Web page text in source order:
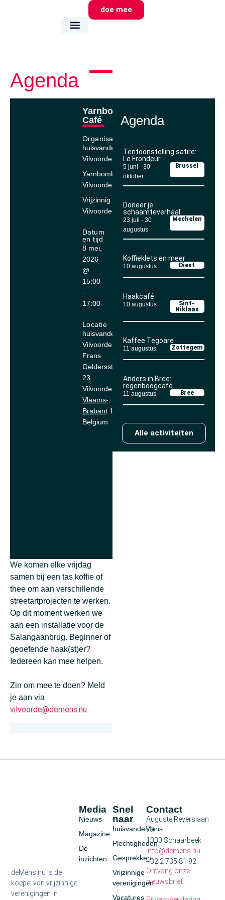
doe mee
Agenda
Yarnbombing
Café
Organisator
huisvandeMens
Vilvoorde
Yarnbombing
Vilvoorde
Vrijzinnig
Vilvoorde
Datum
en tijd
8 mei,
2026
@
15:00
-
17:00
Locatie
huisvandeMens
Vilvoorde
Frans
Geldersstraat
23
Vilvoorde,
Vlaams-
Brabant 1800
Belgium
We komen elke vrijdag
samen bij een tas koffie of
thee om aan verschillende
streetartprojecten te werken.
Op dit moment werken we
aan een installatie voor de
Salangaanbrug. Beginner of
geoefende haak(st)er?
Iedereen kan mee helpen.
Zin om mee te doen? Meld
je aan via
vilvoorde@demens.nu
Agenda
Tentoonstelling satire:
Le Frondeur
5 juni - 30
oktober
Brussel
Doneer je
schaamteverhaal
23 juli - 30
augustus
Mechelen
Koffieklets en meer
10 augustus Diest
Haakcafé
10 augustus
Sint-
Niklaas
Kaffee Tegoare
11 augustus Zottegem
Anders in Bree:
regenboogcafé
11 augustus Bree
Alle activiteiten
deMens.nu is de
koepel van vrijzinnige
verenigingen in
Snel
naar
huisvandeMens
Plechtigheden
Gesprekken
Vrijzinnige
verenigingen
Vacatures
Media
Nieuws
Magazine
De
inzichten
Contact
Auguste Reyerslaan
70
1030 Schaarbeek
info@demens.nu
+32 2 735 81 92
Ontvang onze
nieuwsbrief